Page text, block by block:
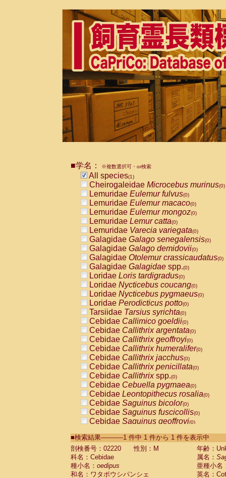
■学名： ※複数選択可・or検索
All species(1)
Cheirogaleidae Microcebus murinus(0)
Lemuridae Eulemur fulvus(0)
Lemuridae Eulemur macaco(0)
Lemuridae Eulemur mongoz(0)
Lemuridae Lemur catta(0)
Lemuridae Varecia variegata(0)
Galagidae Galago senegalensis(0)
Galagidae Galago demidovii(0)
Galagidae Otolemur crassicaudatus(0)
Galagidae Galagidae spp.(0)
Loridae Loris tardigradus(0)
Loridae Nycticebus coucang(0)
Loridae Nycticebus pygmaeus(0)
Loridae Perodicticus potto(0)
Tarsiidae Tarsius syrichta(0)
Cebidae Callimico goeldii(0)
Cebidae Callithrix argentata(0)
Cebidae Callithrix geoffroyi(0)
Cebidae Callithrix humeralifer(0)
Cebidae Callithrix jacchus(0)
Cebidae Callithrix penicillata(0)
Cebidae Callithrixspp.(0)
Cebidae Cebuella pygmaea(0)
Cebidae Leontopithecus rosalia(0)
Cebidae Saguinus bicolor(0)
Cebidae Saguinus fuscicollis(0)
Cebidae Saguinus geoffroyi(0)
CebidaeSaguinus labiatus(0)
Cebidae Saguinus leucopus (0)
Cebidae
Cebidae
CebidaeSaguinus nigricollis (0)
■検索結果-----------1 件中 1 件から 1 件を表示中
剖検番号：02220
性別：M
年齢：
科名：Cebidae
属名：
種小名： oedipus
亜種小名
和名：ワタボウシパンシェ
英名：